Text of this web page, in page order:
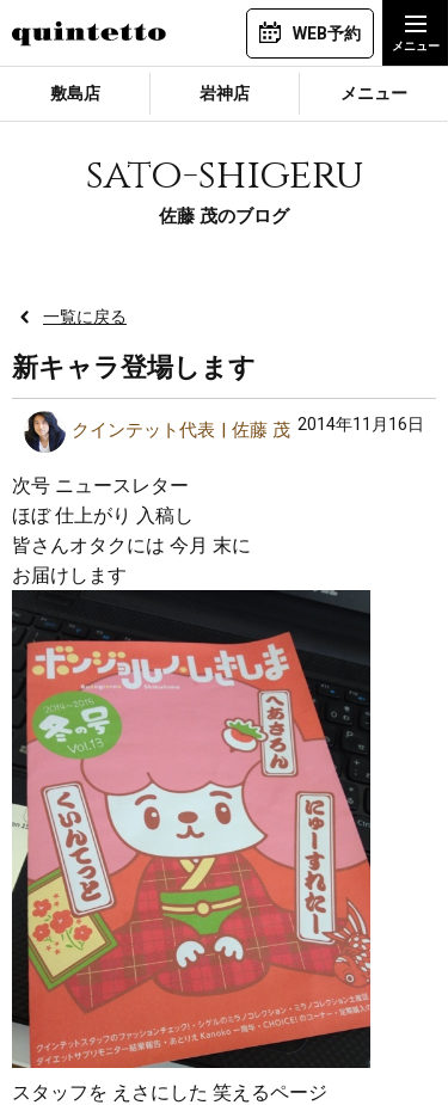
WEB予約
敷島店 岩神店 メニュー
sato-shigeru
佐藤 茂のブログ
一覧に戻る
新キャラ登場します
クインテット代表 佐藤 茂 2014年11月16日
次号 ニュースレター
ほぼ 仕上がり 入稿し
皆さんオタクには 今月 末に
お届けします
スタッフを えさにした 笑えるページ